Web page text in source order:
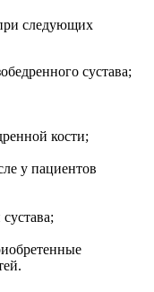
следующих
сустава;
кости;
у пациентов